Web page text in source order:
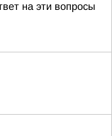
на эти вопросы